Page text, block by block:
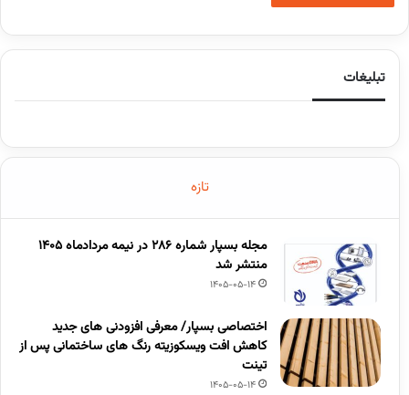
تبلیغات
تازه
مجله بسپار شماره 286 در نیمه مردادماه 1405
منتشر شد
1405-05-14
اختصاصی بسپار/ معرفی افزودنی های جدید
کاهش افت ویسکوزیته رنگ های ساختمانی پس از
تینت
1405-05-14